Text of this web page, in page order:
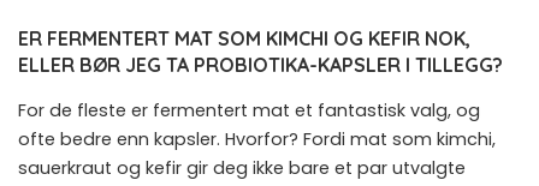
ER FERMENTERT MAT SOM KIMCHI OG KEFIR NOK,
ELLER BØR JEG TA PROBIOTIKA-KAPSLER I TILLEGG?
For de fleste er fermentert mat et fantastisk valg, og
ofte bedre enn kapsler. Hvorfor? Fordi mat som kimchi,
sauerkraut og kefir gir deg ikke bare et par utvalgte